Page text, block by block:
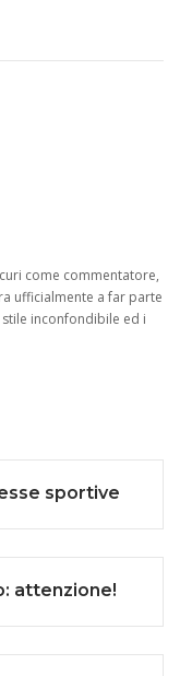
come commentatore,
ufficialmente a far parte
inconfondibile ed i
sportive
attenzione!